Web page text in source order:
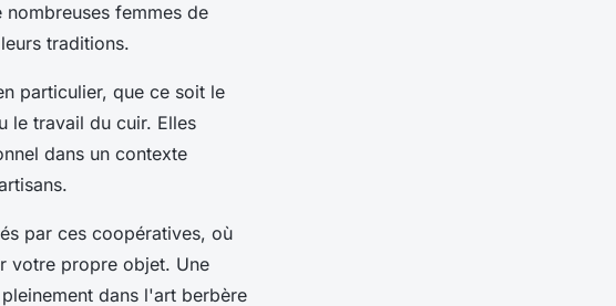
femmes de
traditions.
particulier, que ce soit le
le travail du cuir. Elles
dans un contexte
par ces coopératives, où
votre propre objet. Une
dans l'art berbère